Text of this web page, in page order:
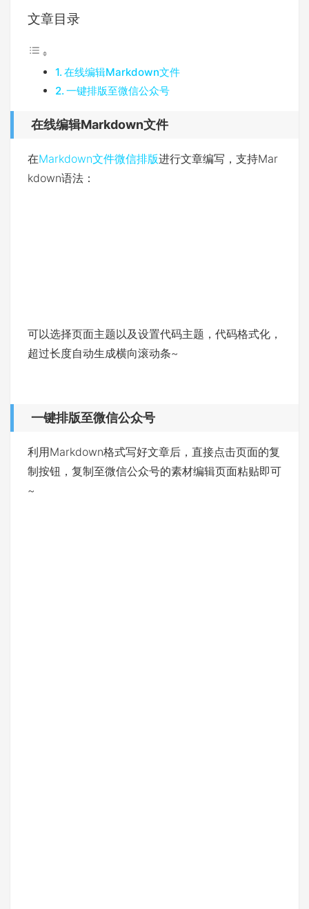
文章目录
在线编辑Markdown文件
一键排版至微信公众号
在线编辑Markdown文件
在Markdown文件微信排版进行文章编写，支持Mar
kdown语法：
可以选择页面主题以及设置代码主题，代码格式化，
超过长度自动生成横向滚动条~
一键排版至微信公众号
利用Markdown格式写好文章后，直接点击页面的复
制按钮，复制至微信公众号的素材编辑页面粘贴即可
~